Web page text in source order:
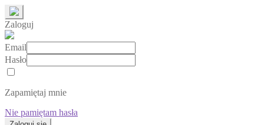
Zaloguj
Email
Hasło
Zapamiętaj mnie
Nie pamiętam hasła